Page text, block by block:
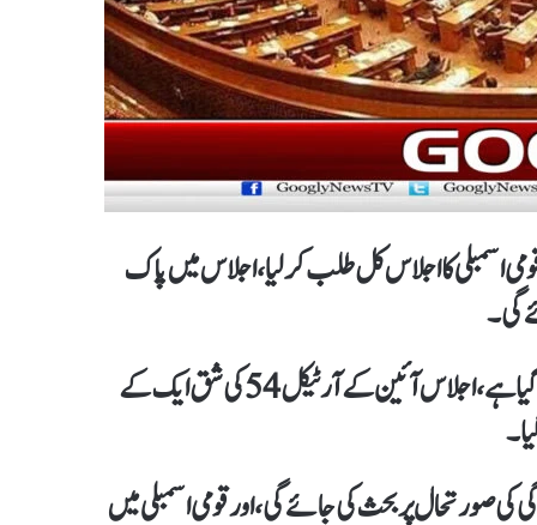
کا اجلاس کل طلب کر لیا، اجلاس میں پاک
گی۔
قومی اسمبلی کااجلاس کل شام 5 بجےپارلیمنٹ ہاؤس میں طلب کیا گیا ہے،اجلاس آئین کےآرٹیکل 54 کی شق ایک کے
صورتحال پربحث کی جائے گی، اور قومی اسمبلی میں